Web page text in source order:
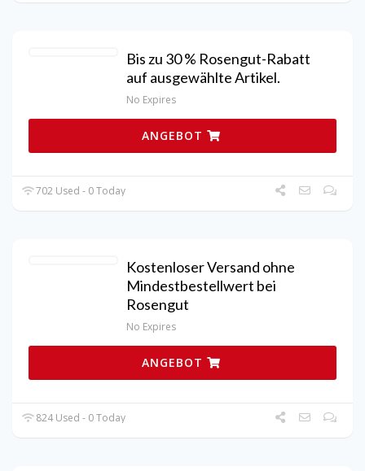
Bis zu 30 % Rosengut-Rabatt
auf ausgewählte Artikel.
No Expires
ANGEBOT
702 Used - 0 Today
Kostenloser Versand ohne
Mindestbestellwert bei
Rosengut
No Expires
ANGEBOT
824 Used - 0 Today